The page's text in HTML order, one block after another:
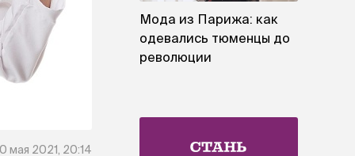
мая 2021, 20:14
Мода из Парижа: как
одевались тюменцы до
революции